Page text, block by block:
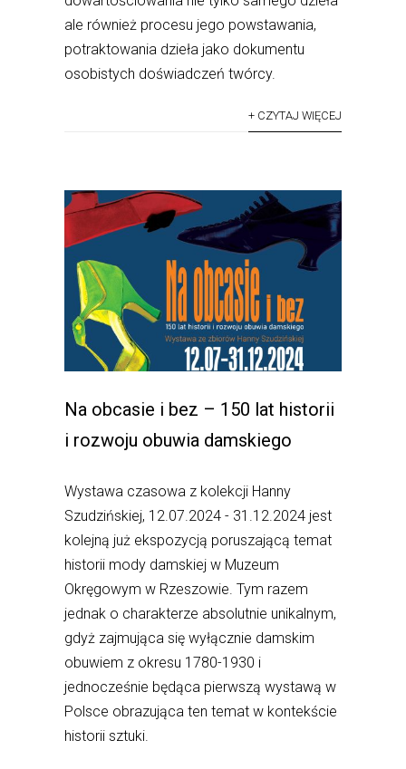
ale również procesu jego powstawania,
potraktowania dzieła jako dokumentu
osobistych doświadczeń twórcy.
+ CZYTAJ WIĘCEJ
Na obcasie i bez – 150 lat historii
i rozwoju obuwia damskiego
Wystawa czasowa z kolekcji Hanny
Szudzińskiej, 12.07.2024 - 31.12.2024 jest
kolejną już ekspozycją poruszającą temat
historii mody damskiej w Muzeum
Okręgowym w Rzeszowie. Tym razem
jednak o charakterze absolutnie unikalnym,
gdyż zajmująca się wyłącznie damskim
obuwiem z okresu 1780-1930 i
jednocześnie będąca pierwszą wystawą w
Polsce obrazująca ten temat w kontekście
historii sztuki.